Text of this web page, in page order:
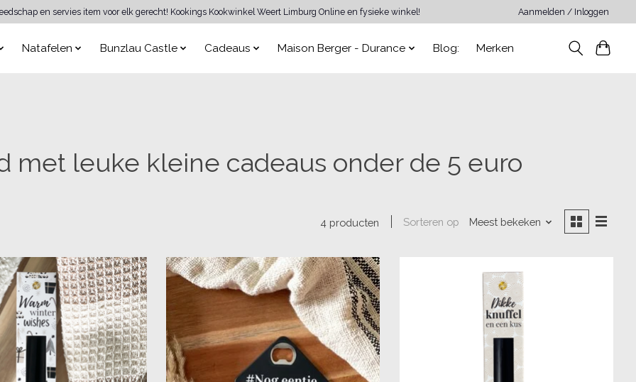
en servies item voor elk gerecht! Kookings Kookwinkel Weert Limburg Online en fysieke winkel! Aanmelden / Inloggen
Natafelen Bunzlau Castle Cadeaus Maison Berger - Durance Blog: Merken
met leuke kleine cadeaus onder de 5 euro
4 producten Sorteren op Meest bekeken